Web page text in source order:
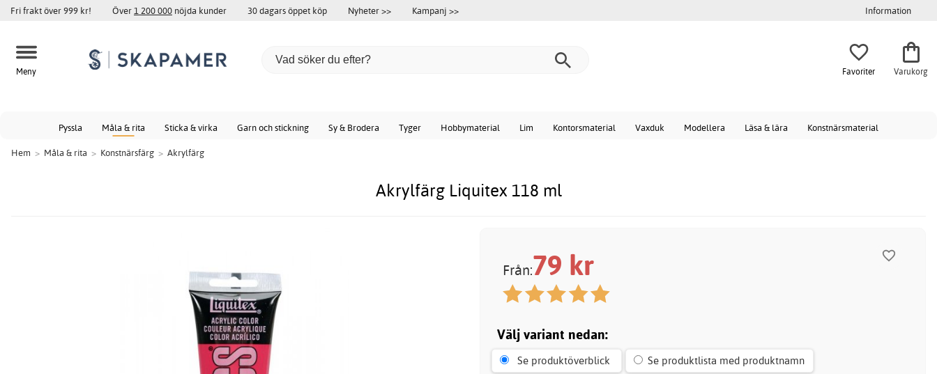
Fri frakt över 999 kr! Över1 200 000 nöjda kunder 30 dagars öppet köp Nyheter >> Kampanj >> Information
Meny Favoriter Varukorg
Pyssla Måla & rita Sticka & virka Garn och stickning Sy & Brodera Tyger Hobbymaterial Lim Kontorsmaterial Vaxduk Modellera Läsa & lära Konstnärsmaterial
Hem > Måla & rita > Konstnärsfärg > Akrylfärg
Akrylfärg Liquitex 118 ml
Från:79 kr
Välj variant nedan:
Se produktöverblick Se produktlista med produktnamn